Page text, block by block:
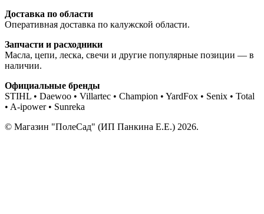
Доставка по области
Оперативная доставка по калужской области.
Запчасти и расходники
Масла, цепи, леска, свечи и другие популярные позиции — в
наличии.
Официальные бренды
STIHL • Daewoo • Villartec • Champion • YardFox • Senix • Total
• A-ipower • Sunreka
© Магазин "ПолеСад" (ИП Панкина Е.Е.) 2026.